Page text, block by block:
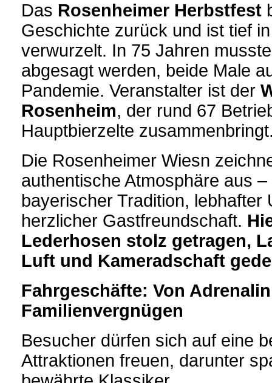
Das Rosenheimer Herbstfest
Geschichte zurück und ist tief
verwurzelt. In 75 Jahren
abgesagt werden, beide Male
Pandemie. Veranstalter ist der
Rosenheim, der rund 67
Hauptbierzelte
Die Rosenheimer Wiesn
authentische Atmosphäre aus
bayerischer Tradition, lebhafter
herzlicher Gastfreundschaft.
Lederhosen stolz getragen,
Luft und Kameradschaft
Fahrgeschäfte: Von
Familienvergnügen
Besucher dürfen sich auf eine
Attraktionen freuen, darunter